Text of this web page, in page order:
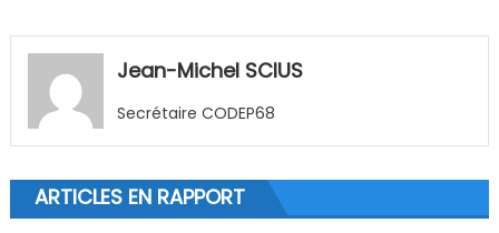
Jean-Michel SCIUS
Secrétaire CODEP68
ARTICLES EN RAPPORT